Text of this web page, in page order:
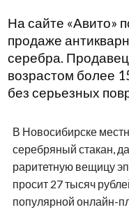
На сайте «Авито»
продаже
серебра.
возрастом более
без серьезных
В Новосибирске
серебряный стакан,
раритетную вещицу
просит 27 тысяч
популярной онлайн-